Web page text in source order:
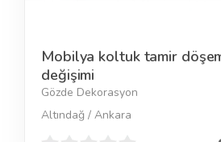
Mobilya koltuk tamir
değişimi
Gözde Dekorasyon
Altındağ / Ankara